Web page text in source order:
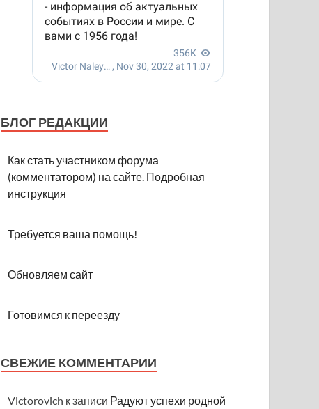
БЛОГ РЕДАКЦИИ
Как стать участником форума
(комментатором) на сайте. Подробная
инструкция
Требуется ваша помощь!
Обновляем сайт
Готовимся к переезду
СВЕЖИЕ КОММЕНТАРИИ
Victorovich к записи Радуют успехи родной